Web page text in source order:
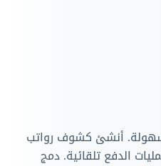
أنشئ كشوف رواتب
الدفع تلقائية. دمج